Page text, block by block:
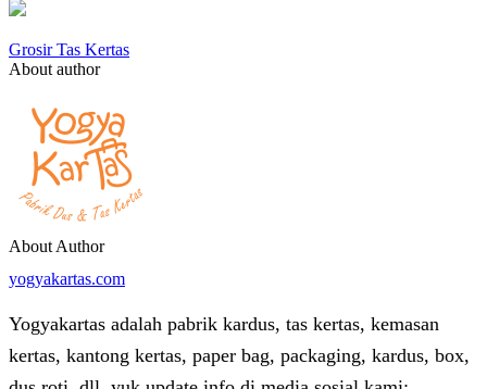
Grosir Tas Kertas
About author
About Author
yogyakartas.com
Yogyakartas adalah pabrik kardus, tas kertas, kemasan
kertas, kantong kertas, paper bag, packaging, kardus, box,